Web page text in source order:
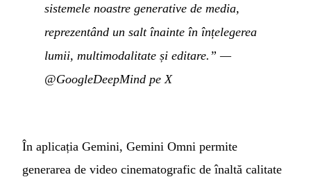
sistemele noastre generative de media,
reprezentând un salt înainte în înțelegerea
lumii, multimodalitate și editare.” —
@GoogleDeepMind pe X
În aplicația Gemini, Gemini Omni permite
generarea de video cinematografic de înaltă calitate